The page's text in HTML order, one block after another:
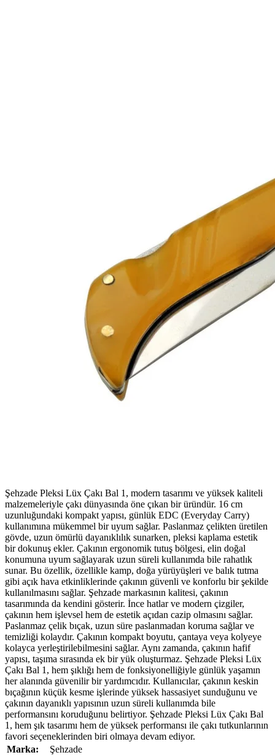
Şehzade Pleksi Lüx Çakı Bal 1, modern tasarımı ve yüksek kaliteli
malzemeleriyle çakı dünyasında öne çıkan bir üründür. 16 cm
uzunluğundaki kompakt yapısı, günlük EDC (Everyday Carry)
kullanımına mükemmel bir uyum sağlar. Paslanmaz çelikten üretilen
gövde, uzun ömürlü dayanıklılık sunarken, pleksi kaplama estetik
bir dokunuş ekler. Çakının ergonomik tutuş bölgesi, elin doğal
konumuna uyum sağlayarak uzun süreli kullanımda bile rahatlık
sunar. Bu özellik, özellikle kamp, doğa yürüyüşleri ve balık tutma
gibi açık hava etkinliklerinde çakının güvenli ve konforlu bir şekilde
kullanılmasını sağlar. Şehzade markasının kalitesi, çakının
tasarımında da kendini gösterir. İnce hatlar ve modern çizgiler,
çakının hem işlevsel hem de estetik açıdan cazip olmasını sağlar.
Paslanmaz çelik bıçak, uzun süre paslanmadan koruma sağlar ve
temizliği kolaydır. Çakının kompakt boyutu, çantaya veya kolyeye
kolayca yerleştirilebilmesini sağlar. Aynı zamanda, çakının hafif
yapısı, taşıma sırasında ek bir yük oluşturmaz. Şehzade Pleksi Lüx
Çakı Bal 1, hem şıklığı hem de fonksiyonelliğiyle günlük yaşamın
her alanında güvenilir bir yardımcıdır. Kullanıcılar, çakının keskin
bıçağının küçük kesme işlerinde yüksek hassasiyet sunduğunu ve
çakının dayanıklı yapısının uzun süreli kullanımda bile
performansını koruduğunu belirtiyor. Şehzade Pleksi Lüx Çakı Bal
1, hem şık tasarımı hem de yüksek performansı ile çakı tutkunlarının
favori seçeneklerinden biri olmaya devam ediyor.
Marka:
Şehzade